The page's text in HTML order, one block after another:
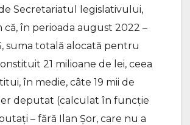
Secretariatul legislativului,
că, în perioada august 2022 –
suma totală alocată pentru
21 milioane de lei, ceea
în medie, câte 19 mii de
deputat (calculat în funcție
– fără Ilan Șor, care nu a